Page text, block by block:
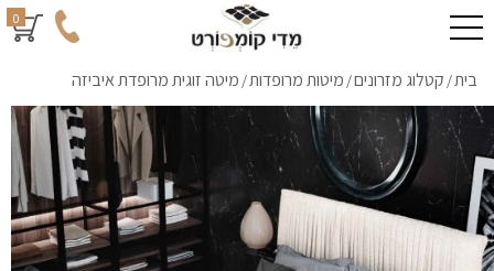
0
בית/ קטלוג מזרונים/ מיטות מרופדות/ מיטה זוגית מרופדת איביזה